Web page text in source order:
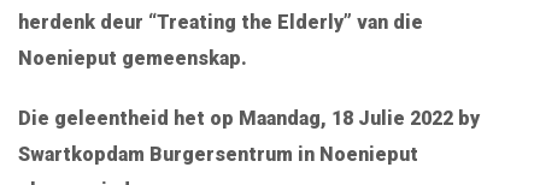
herdenk deur “Treating the Elderly” van die
Noenieput gemeenskap.
Die geleentheid het op Maandag, 18 Julie 2022 by
Swartkopdam Burgersentrum in Noenieput